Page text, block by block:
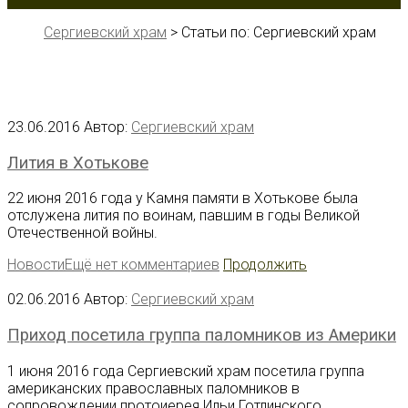
Сергиевский храм > Статьи по: Сергиевский храм
23.06.2016 Автор: Сергиевский храм
Лития в Хотькове
22 июня 2016 года у Камня памяти в Хотькове была
отслужена лития по воинам, павшим в годы Великой
Отечественной войны.
НовостиЕщё нет комментариев Продолжить
02.06.2016 Автор: Сергиевский храм
Приход посетила группа паломников из Америки
1 июня 2016 года Сергиевский храм посетила группа
американских православных паломников в